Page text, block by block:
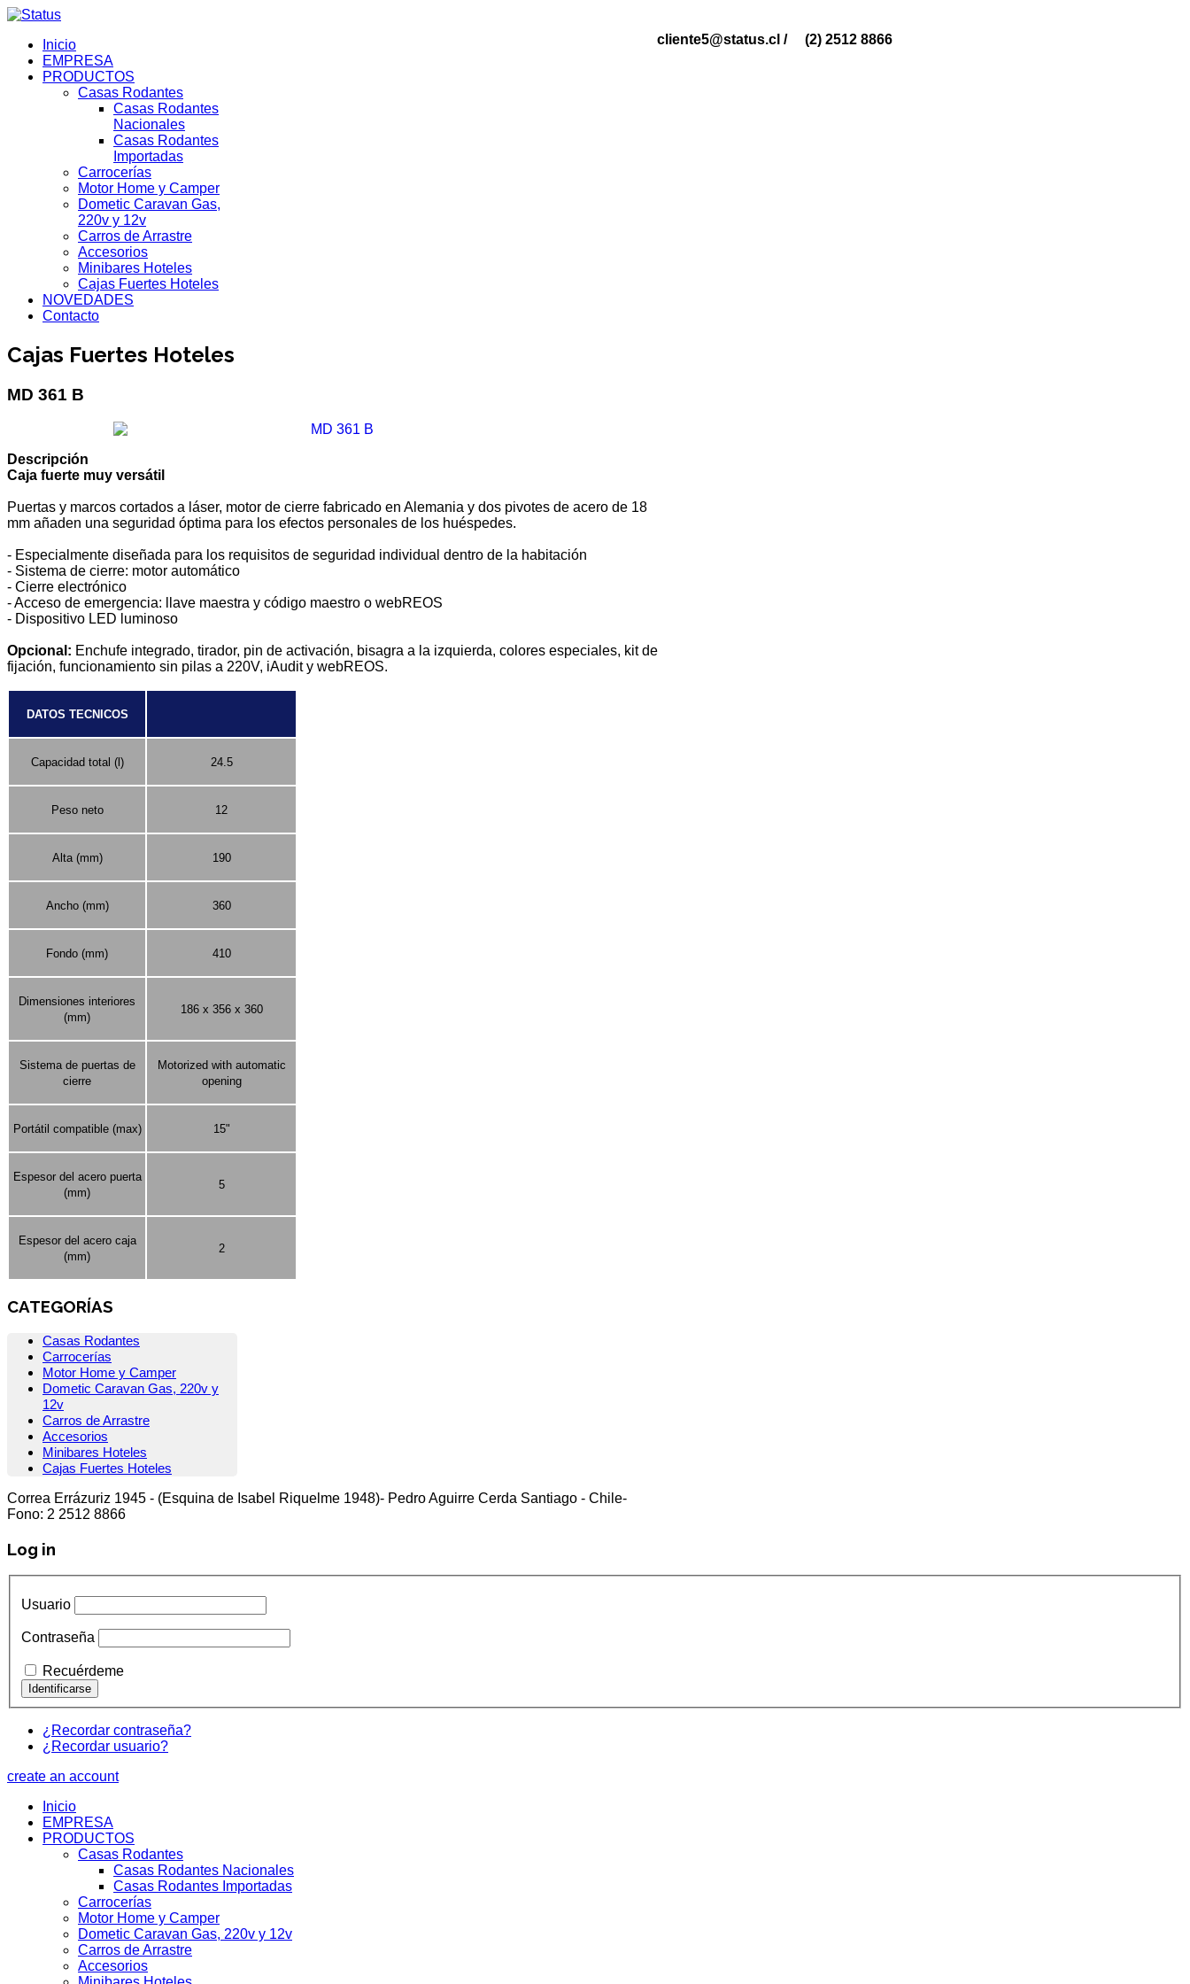
cliente5@status.cl / (2) 2512 8866
Inicio
EMPRESA
PRODUCTOS
Casas Rodantes
Casas Rodantes
Nacionales
Casas Rodantes
Importadas
Carrocerías
Motor Home y Camper
Dometic Caravan Gas,
220v y 12v
Carros de Arrastre
Accesorios
Minibares Hoteles
Cajas Fuertes Hoteles
NOVEDADES
Contacto
Cajas Fuertes Hoteles
MD 361 B
Descripción
Caja fuerte muy versátil
Puertas y marcos cortados a láser, motor de cierre fabricado en Alemania y dos pivotes de acero de 18
mm añaden una seguridad óptima para los efectos personales de los huéspedes.
- Especialmente diseñada para los requisitos de seguridad individual dentro de la habitación
- Sistema de cierre: motor automático
- Cierre electrónico
- Acceso de emergencia: llave maestra y código maestro o webREOS
- Dispositivo LED luminoso
Opcional: Enchufe integrado, tirador, pin de activación, bisagra a la izquierda, colores especiales, kit de
fijación, funcionamiento sin pilas a 220V, iAudit y webREOS.
DATOS TECNICOS
Capacidad total (l) 24.5
Peso neto 12
Alta (mm) 190
Ancho (mm) 360
Fondo (mm) 410
Dimensiones interiores
(mm)
186 x 356 x 360
Sistema de puertas de
cierre
Motorized with automatic
opening
Portátil compatible (max) 15"
Espesor del acero puerta
(mm)
5
Espesor del acero caja
(mm)
2
CATEGORÍAS
Casas Rodantes
Carrocerías
Motor Home y Camper
Dometic Caravan Gas, 220v y
12v
Carros de Arrastre
Accesorios
Minibares Hoteles
Cajas Fuertes Hoteles
Correa Errázuriz 1945 - (Esquina de Isabel Riquelme 1948)- Pedro Aguirre Cerda Santiago - Chile-
Fono: 2 2512 8866
Log in
Usuario
Contraseña
Recuérdeme
¿Recordar contraseña?
¿Recordar usuario?
create an account
Inicio
EMPRESA
PRODUCTOS
Casas Rodantes
Casas Rodantes Nacionales
Casas Rodantes Importadas
Carrocerías
Motor Home y Camper
Dometic Caravan Gas, 220v y 12v
Carros de Arrastre
Accesorios